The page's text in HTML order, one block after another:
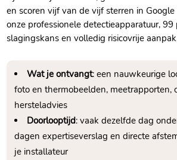
en scoren vijf van de vijf sterren in
onze professionele detectieapparatuur, 99
slagingskans en volledig risicovrije
Wat je ontvangt: een nauwkeurige
foto en thermobeelden, meetrapporten,
hersteladvies
Doorlooptijd: vaak dezelfde dag
dagen expertiseverslag en directe
je installateur